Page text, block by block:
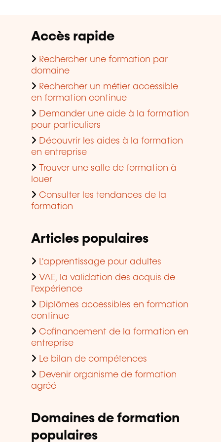
Accès rapide
Rechercher une formation par
domaine
Rechercher un métier accessible
en formation continue
Demander une aide à la formation
pour particuliers
Découvrir les aides à la formation
en entreprise
Trouver une salle de formation à
louer
Consulter les tendances de la
formation
Articles populaires
L'apprentissage pour adultes
VAE, la validation des acquis de
l'expérience
Diplômes accessibles en formation
continue
Cofinancement de la formation en
entreprise
Le bilan de compétences
Devenir organisme de formation
agréé
Domaines de formation
populaires